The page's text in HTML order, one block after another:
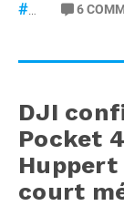
6
DJI
Pocket
court